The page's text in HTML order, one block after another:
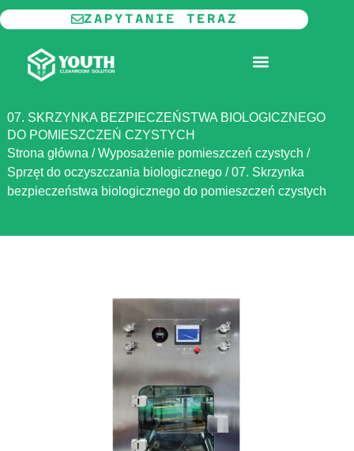
Przejdź
do
ZAPYTANIE TERAZ
07. SKRZYNKA BEZPIECZEŃSTWA BIOLOGICZNEGO
DO POMIESZCZEŃ CZYSTYCH
Strona główna /Wyposażenie pomieszczeń czystych /
Sprzęt do oczyszczania biologicznego/07. Skrzynka
bezpieczeństwa biologicznego do pomieszczeń czystych